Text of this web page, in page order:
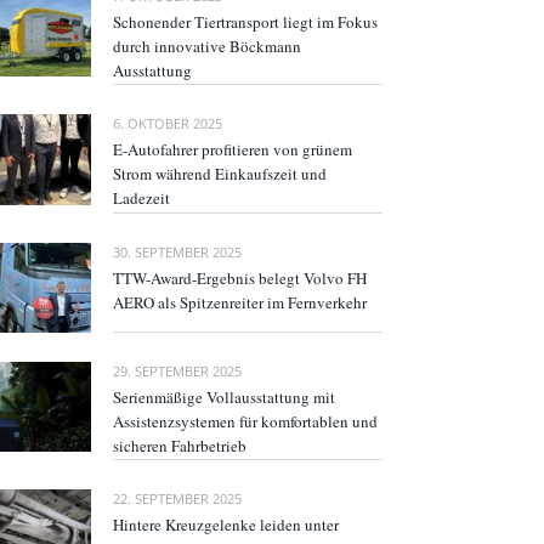
Schonender Tiertransport liegt im Fokus
durch innovative Böckmann
Ausstattung
6. OKTOBER 2025
E-Autofahrer profitieren von grünem
Strom während Einkaufszeit und
Ladezeit
30. SEPTEMBER 2025
TTW-Award-Ergebnis belegt Volvo FH
AERO als Spitzenreiter im Fernverkehr
29. SEPTEMBER 2025
Serienmäßige Vollausstattung mit
Assistenzsystemen für komfortablen und
sicheren Fahrbetrieb
22. SEPTEMBER 2025
Hintere Kreuzgelenke leiden unter